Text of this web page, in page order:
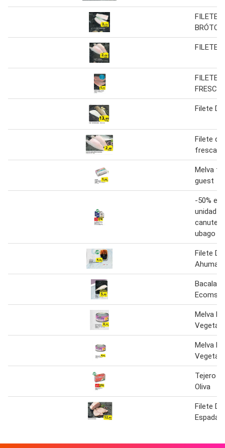
FILETE
FILETE
FILETE
FRESCO
Filete
Filete de
fresca
Melva
guest
-50% en
unidad
ubago
Filete
Bacalao
Ecomsa
Melva
Vegetal
Melva
Vegetal
Tejero
Oliva
Filete
Espada